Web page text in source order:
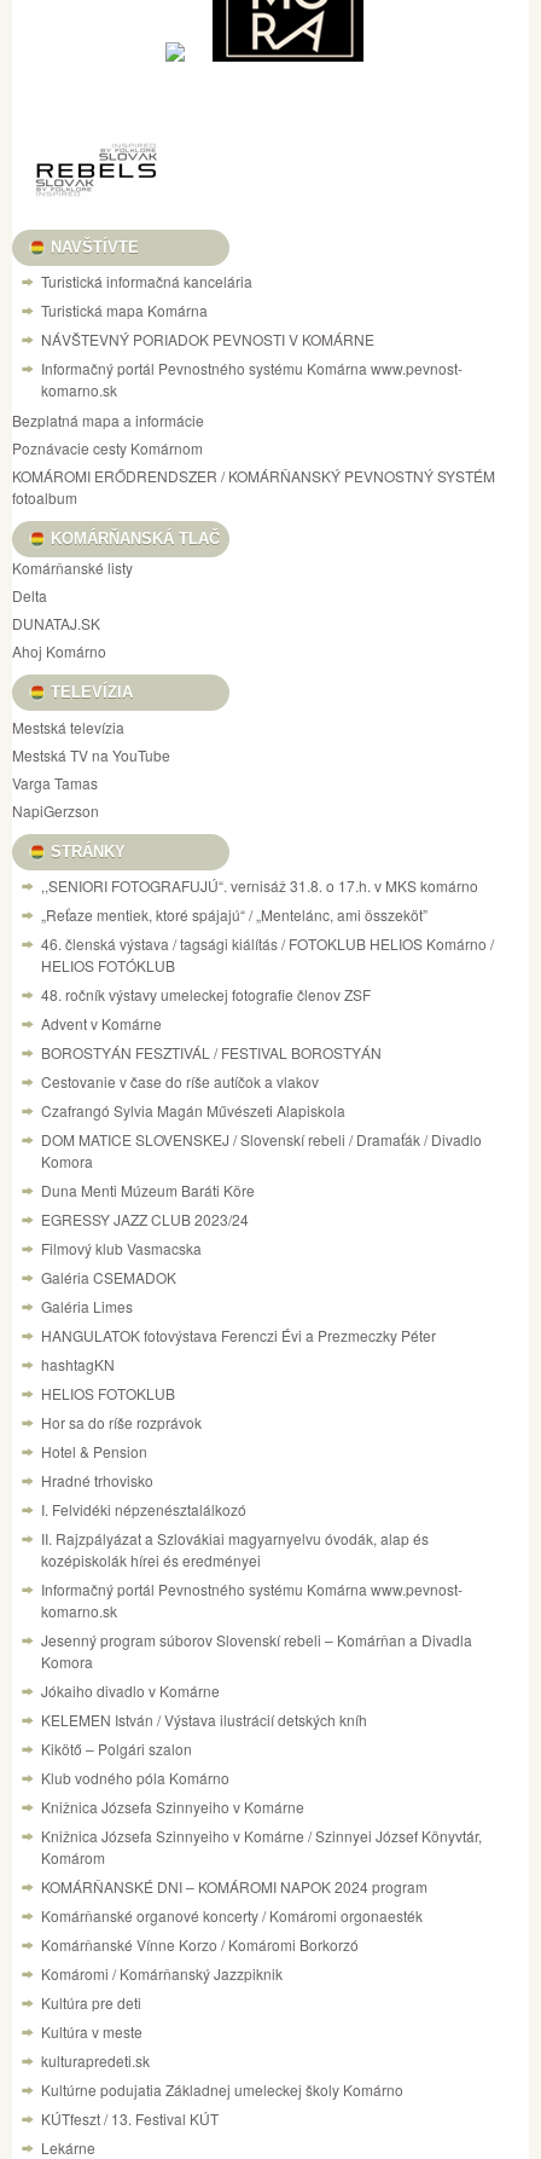
NAVŠTÍVTE
Turistická informačná kancelária
Turistická mapa Komárna
NÁVŠTEVNÝ PORIADOK PEVNOSTI V KOMÁRNE
Informačný portál Pevnostného systému Komárna www.pevnost-
komarno.sk
Bezplatná mapa a informácie
Poznávacie cesty Komárnom
KOMÁROMI ERŐDRENDSZER / KOMÁRŇANSKÝ PEVNOSTNÝ SYSTÉM
fotoalbum
KOMÁRŇANSKÁ TLAČ
Komárňanské listy
Delta
DUNATAJ.SK
Ahoj Komárno
TELEVÍZIA
Mestská televízia
Mestská TV na YouTube
Varga Tamas
NapiGerzson
STRÁNKY
,,SENIORI FOTOGRAFUJÚ“. vernisáž 31.8. o 17.h. v MKS komárno
„Reťaze mentiek, ktoré spájajú“ / „Mentelánc, ami összeköt”
46. členská výstava / tagsági kiálítás / FOTOKLUB HELIOS Komárno /
HELIOS FOTÓKLUB
48. ročník výstavy umeleckej fotografie členov ZSF
Advent v Komárne
BOROSTYÁN FESZTIVÁL / FESTIVAL BOROSTYÁN
Cestovanie v čase do ríše autíčok a vlakov
Czafrangó Sylvia Magán Művészeti Alapiskola
DOM MATICE SLOVENSKEJ / Slovenskí rebeli / Dramaťák / Divadlo
Komora
Duna Menti Múzeum Baráti Köre
EGRESSY JAZZ CLUB 2023/24
Filmový klub Vasmacska
Galéria CSEMADOK
Galéria Limes
HANGULATOK fotovýstava Ferenczi Évi a Prezmeczky Péter
hashtagKN
HELIOS FOTOKLUB
Hor sa do ríše rozprávok
Hotel & Pension
Hradné trhovisko
I. Felvidéki népzenésztalálkozó
II. Rajzpályázat a Szlovákiai magyarnyelvu óvodák, alap és
kozépiskolák hírei és eredményei
Informačný portál Pevnostného systému Komárna www.pevnost-
komarno.sk
Jesenný program súborov Slovenskí rebeli – Komárňan a Divadla
Komora
Jókaiho divadlo v Komárne
KELEMEN István / Výstava ilustrácií detských kníh
Kikötő – Polgári szalon
Klub vodného póla Komárno
Knižnica Józsefa Szinnyeiho v Komárne
Knižnica Józsefa Szinnyeiho v Komárne / Szinnyei József Könyvtár,
Komárom
KOMÁRŇANSKÉ DNI – KOMÁROMI NAPOK 2024 program
Komárňanské organové koncerty / Komáromi orgonaesték
Komárňanské Vínne Korzo / Komáromi Borkorzó
Komáromi / Komárňanský Jazzpiknik
Kultúra pre deti
Kultúra v meste
kulturapredeti.sk
Kultúrne podujatia Základnej umeleckej školy Komárno
KÚTfeszt / 13. Festival KÚT
Lekárne